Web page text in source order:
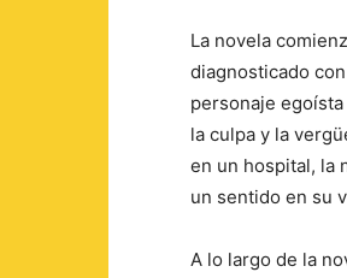
La novela
diagnosticado
personaje
la culpa y la
en un hospital, la
un sentido en su
A lo largo de la